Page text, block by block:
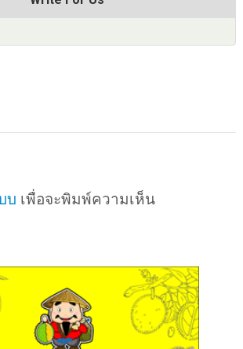
บ เพื่อจะพิมพ์ความเห็น